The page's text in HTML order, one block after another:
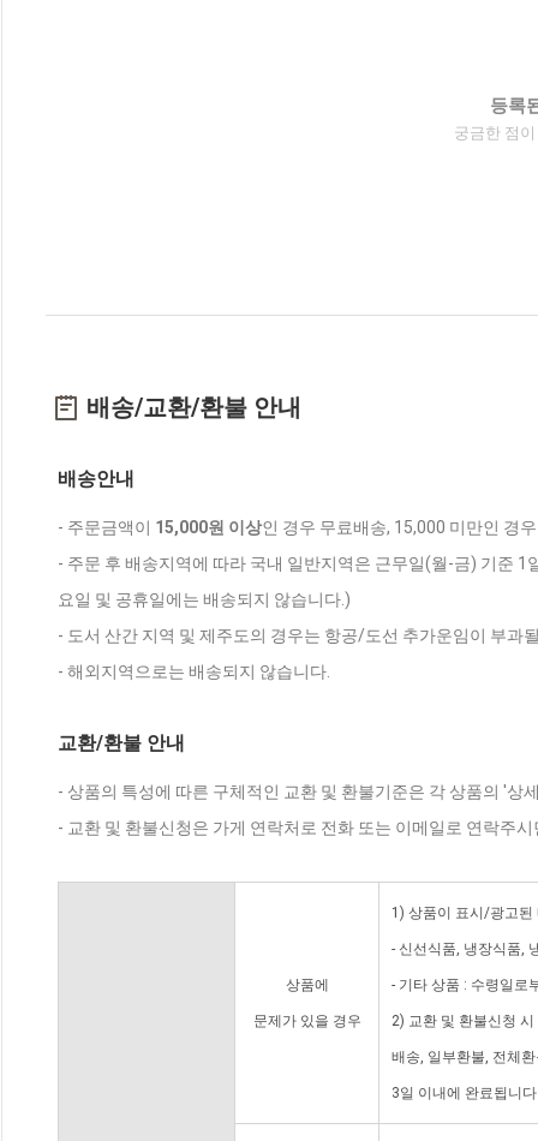
등록
궁금한 점
배송/교환/환불 안내
배송안내
- 주문금액이 15,000원 이상인 경우 무료배송, 15,000 미만인 경
- 주문 후 배송지역에 따라 국내 일반지역은 근무일(월-금) 기준
요일 및 공휴일에는 배송되지 않습니다.)
- 도서 산간 지역 및 제주도의 경우는 항공/도선 추가운임이 부과
- 해외지역으로는 배송되지 않습니다.
교환/환불 안내
- 상품의 특성에 따른 구체적인 교환 및 환불기준은 각 상품의 '상
- 교환 및 환불신청은 가게 연락처로 전화 또는 이메일로 연락주
상품에
문제가 있을 경우
1) 상품이 표시/광고된
- 신선식품, 냉장식품,
- 기타 상품 : 수령일로
2) 교환 및 환불신청
배송, 일부환불, 전체
3일 이내에 완료됩니